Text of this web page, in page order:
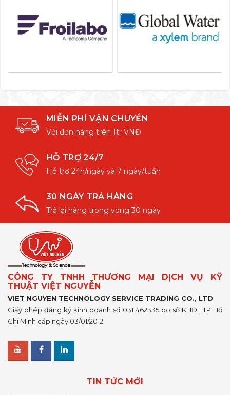
MIỄN PHÍ VẬN CHUYỂN
Với đơn hàng trên 1tr VNĐ
HỖ TRỢ 24/7
Hỗ trợ 24h/ngày và 7 ngày/tuần
30 NGÀY TRẢ HÀNG
Trả lại hàng trong vòng 30 ngày
CÔNG TY TNHH THƯƠNG MẠI DỊCH VỤ KỸ
THUẬT VIỆT NGUYỄN
VIET NGUYEN TECHNOLOGY SERVICE TRADING CO., LTD
Giấy phép đăng ký kinh doanh số 0311462335 do sở KHĐT TP Hồ
Chí Minh cấp ngày 03/01/2012
TIN TỨC MỚI